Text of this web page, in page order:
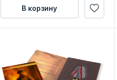
В корзину